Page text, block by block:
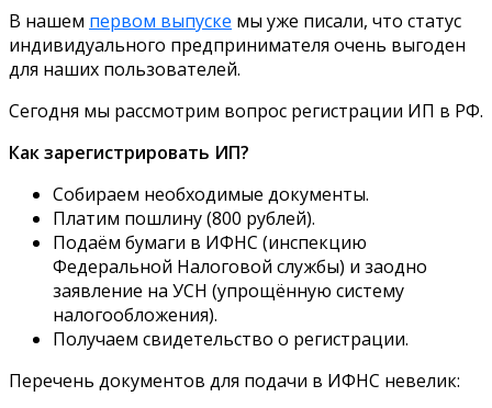
В нашем первом выпуске мы уже писали, что статус
индивидуального предпринимателя очень выгоден
для наших пользователей.
Сегодня мы рассмотрим вопрос регистрации ИП в РФ.
Как зарегистрировать ИП?
Собираем необходимые документы.
Платим пошлину (800 рублей).
Подаём бумаги в ИФНС (инспекцию
Федеральной Налоговой службы) и заодно
заявление на УСН (упрощённую систему
налогообложения).
Получаем свидетельство о регистрации.
Перечень документов для подачи в ИФНС невелик: